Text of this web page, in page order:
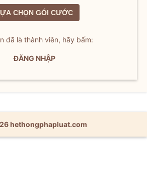
CHỌN GÓI CƯỚC
đã là thành viên, hãy bấm:
ĐĂNG NHẬP
hethongphapluat.com